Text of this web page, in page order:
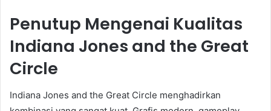
Penutup Mengenai Kualitas
Indiana Jones and the Great
Circle
Indiana Jones and the Great Circle menghadirkan